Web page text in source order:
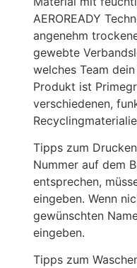
AEROREADY
angenehm
gewebte
welches Team
Produkt ist
verschiedenen,
Tipps zum
Nummer auf dem
entsprechen,
eingeben. Wenn
gewünschten
eingeben.
Tipps zum